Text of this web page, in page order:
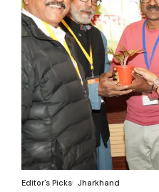
Editor's Picks Jharkhand